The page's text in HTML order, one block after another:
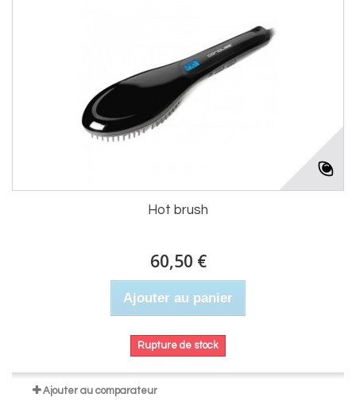
Hot brush
60,50 €
Ajouter au panier
Rupture de stock
Ajouter au comparateur